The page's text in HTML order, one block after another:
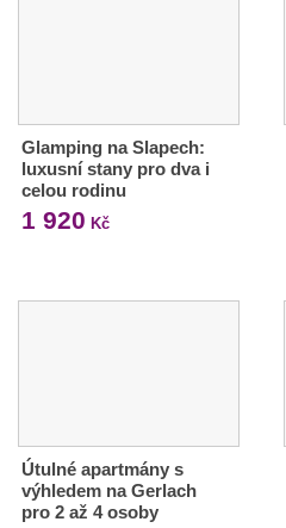
Glamping na Slapech:
luxusní stany pro dva i
celou rodinu
1 920 Kč
Útulné apartmány s
výhledem na Gerlach
pro 2 až 4 osoby